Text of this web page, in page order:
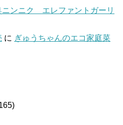
ンニク エレファントガーリ
に ぎゅうちゃんのエコ家庭菜